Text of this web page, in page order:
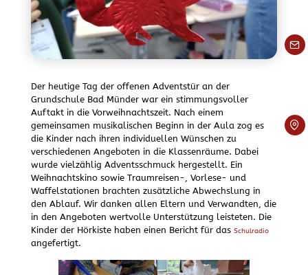
Der heutige Tag der offenen Adventstür an der
Grundschule Bad Münder war ein stimmungsvoller
Auftakt in die Vorweihnachtszeit. Nach einem
gemeinsamen musikalischen Beginn in der Aula zog es
die Kinder nach ihren individuellen Wünschen zu
verschiedenen Angeboten in die Klassenräume. Dabei
wurde vielzählig Adventsschmuck hergestellt. Ein
Weihnachtskino sowie Traumreisen-, Vorlese- und
Waffelstationen brachten zusätzliche Abwechslung in
den Ablauf. Wir danken allen Eltern und Verwandten, die
in den Angeboten wertvolle Unterstützung leisteten. Die
Kinder der Hörkiste haben einen Bericht für das Schulradio
angefertigt.